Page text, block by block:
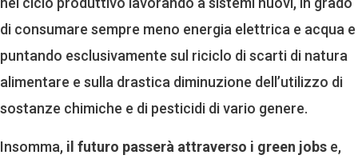
di consumare sempre meno energia elettrica e acqua e
puntando esclusivamente sul riciclo di scarti di natura
alimentare e sulla drastica diminuzione dell’utilizzo di
sostanze chimiche e di pesticidi di vario genere.
Insomma, il futuro passerà attraverso i green jobs e,